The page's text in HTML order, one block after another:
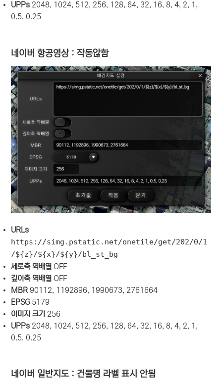
UPPs 2048, 1024, 512, 256, 128, 64, 32, 16, 8, 4, 2, 1,
0.5, 0.25
네이버 항공영상 : 작동않함
URLs
https://simg.pstatic.net/onetile/get/202/0/1
/${z}/${x}/${y}/bl_st_bg
세로축 역배열 OFF
깊이축 역배열 OFF
MBR 90112, 1192896, 1990673, 2761664
EPSG5179
이미지 크기 256
UPPs 2048, 1024, 512, 256, 128, 64, 32, 16, 8, 4, 2, 1,
0.5, 0.25
네이버 일반지도 : 건물명 라벨 표시 안됨